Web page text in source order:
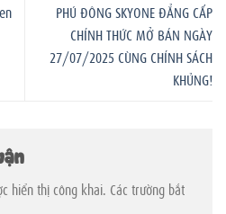
PHÚ ĐÔNG SKYONE ĐẲNG CẤP
CHÍNH THỨC MỞ BÁN NGÀY
27/07/2025 CÙNG CHÍNH SÁCH
KHỦNG!
hiển thị công khai. Các trường bắt